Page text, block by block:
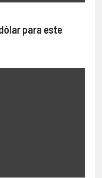
para este